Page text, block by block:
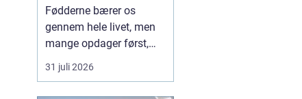
Fødderne bærer os
gennem hele livet, men
mange opdager først,
hvor vigtige de er, når
smerter, hård hud eller
31 juli 2026